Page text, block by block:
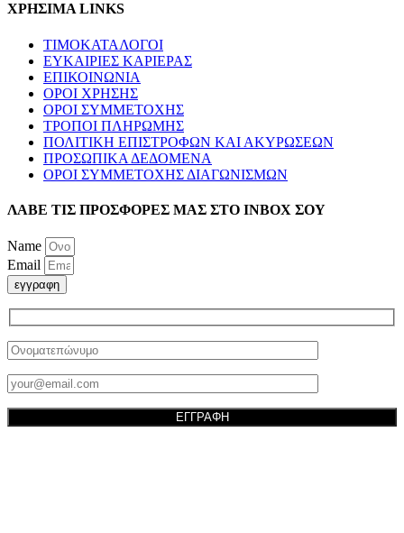
ΧΡΗΣΙΜΑ LINKS
ΤΙΜΟΚΑΤΑΛΟΓΟΙ
ΕΥΚΑΙΡΙΕΣ ΚΑΡΙΕΡΑΣ
ΕΠΙΚΟΙΝΩΝΙΑ
ΟΡΟΙ ΧΡΗΣΗΣ
ΟΡΟΙ ΣΥΜΜΕΤΟΧΗΣ
ΤΡΟΠΟΙ ΠΛΗΡΩΜΗΣ
ΠΟΛΙΤΙΚΗ ΕΠΙΣΤΡΟΦΩΝ ΚΑΙ ΑΚΥΡΩΣΕΩΝ
ΠΡΟΣΩΠΙΚΑ ΔΕΔΟΜΕΝΑ
ΟΡΟΙ ΣΥΜΜΕΤΟΧΗΣ ΔΙΑΓΩΝΙΣΜΩΝ
ΛΑΒΕ ΤΙΣ ΠΡΟΣΦΟΡΕΣ ΜΑΣ ΣΤΟ ΙΝΒΟΧ ΣΟΥ
Name
Email
εγγραφη